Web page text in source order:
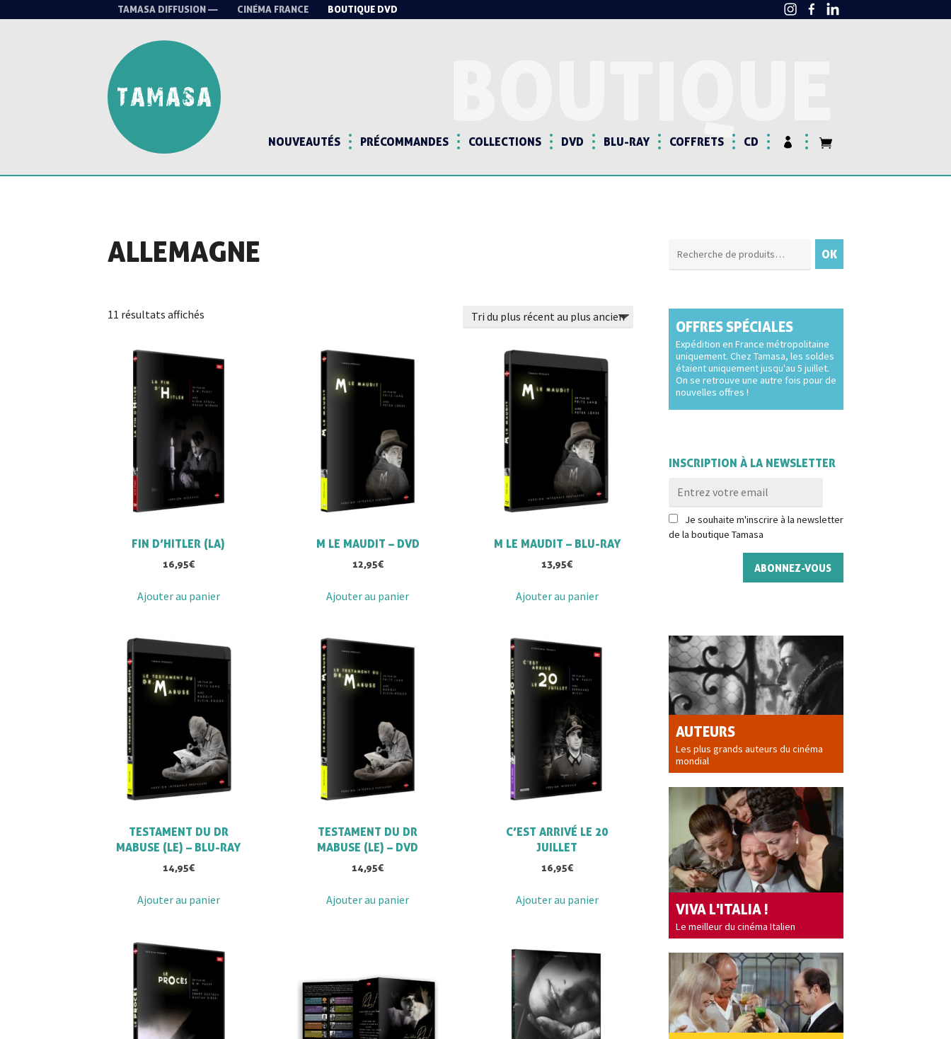
TAMASA DIFFUSION — CINÉMA FRANCE BOUTIQUE DVD
NOUVEAUTÉS PRÉCOMMANDES COLLECTIONS DVD BLU-RAY COFFRETS CD
ALLEMAGNE
11 résultats affichés
récent
plus
FIN D’HITLER (LA)
16,95€
Ajouter au panier
M LE MAUDIT – DVD
12,95€
Ajouter au panier
M LE MAUDIT – BLU-RAY
13,95€
Ajouter au panier
TESTAMENT DU DR
MABUSE (LE) – BLU-RAY
14,95€
Ajouter au panier
TESTAMENT DU DR
MABUSE (LE) – DVD
14,95€
Ajouter au panier
C’EST ARRIVÉ LE 20
JUILLET
16,95€
Ajouter au panier
OK
OFFRES SPÉCIALES
Expédition en France métropolitaine
uniquement. Chez Tamasa, les soldes
étaient uniquement jusqu'au 5 juillet.
On se retrouve une autre fois pour de
nouvelles offres !
INSCRIPTION À LA NEWSLETTER
Je souhaite m'inscrire à la newsletter
de la boutique Tamasa
AUTEURS
Les plus grands auteurs du cinéma
mondial
VIVA L'ITALIA !
Le meilleur du cinéma Italien